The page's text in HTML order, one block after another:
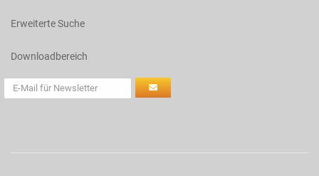
Erweiterte Suche
Downloadbereich